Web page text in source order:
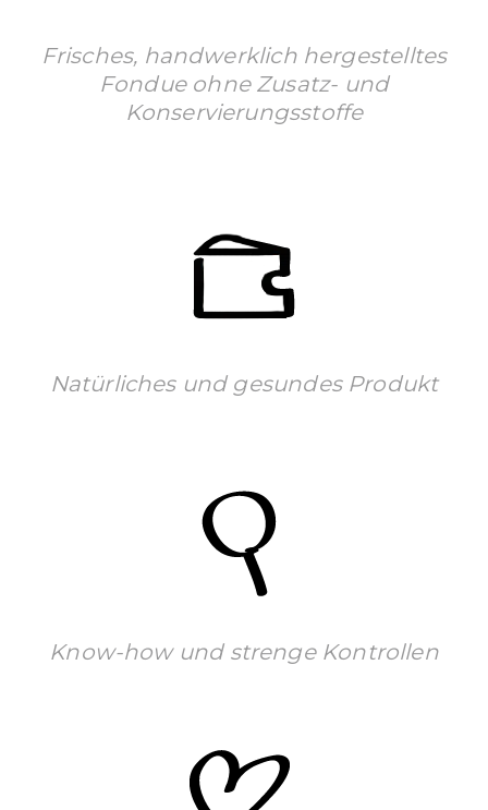
Frisches, handwerklich hergestelltes
Fondue ohne Zusatz- und
Konservierungsstoffe
Natürliches und gesundes Produkt
Know-how und strenge Kontrollen